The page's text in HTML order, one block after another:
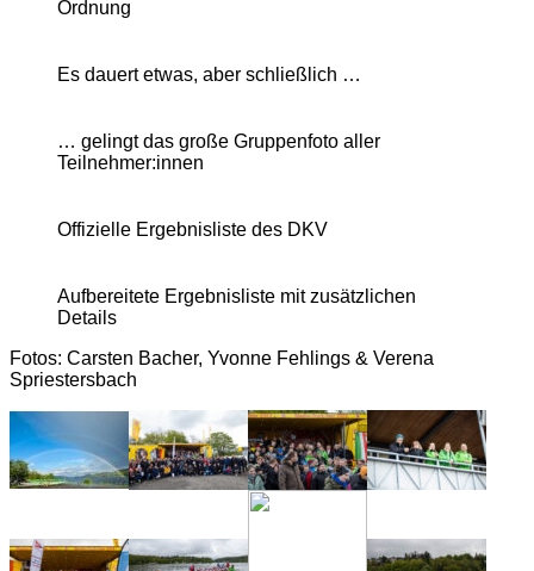
Ordnung
Es dauert etwas, aber schließlich …
… gelingt das große Gruppenfoto aller
Teilnehmer:innen
Offizielle Ergebnisliste des DKV
Aufbereitete Ergebnisliste mit zusätzlichen
Details
Fotos: Carsten Bacher, Yvonne Fehlings & Verena
Spriestersbach